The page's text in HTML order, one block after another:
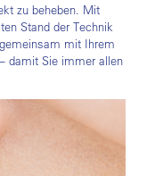
zu beheben. Mit
Stand der Technik
mit Ihrem
damit Sie immer allen